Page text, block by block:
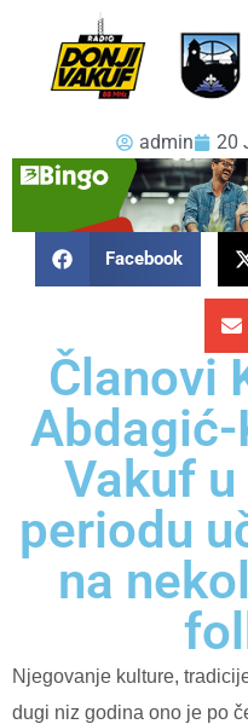
admin 20
Facebook
Članovi
Abdagić-
Vakuf
periodu
na
Njegovanje kulture,
dugi niz godina ono je po